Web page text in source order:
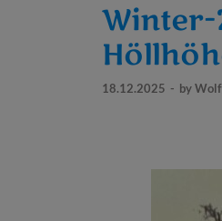
18.12.2025 - by